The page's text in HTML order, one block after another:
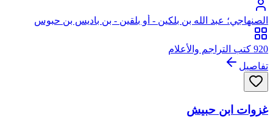
الصنهاجي؛ عبد الله بن بلكين - أو بلقين - بن باديس بن حبوس
الصنهاجي
920 كتب التراجم والأعلام
تفاصيل
غزوات ابن حبيش